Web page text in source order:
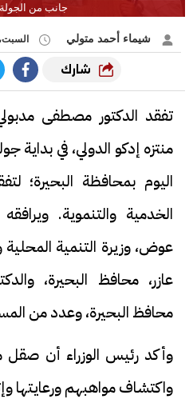
جانب من الجولة
شيماء أحمد متولي السبت، 13 يونيو 2026 01:40 م
شارك
تفقد الدكتور مصطفى
منتزه إدكو الدولي، في بداية
اليوم بمحافظة البحيرة؛
الخدمية والتنموية.
عوض، وزيرة التنمية المحلية
عازر، محافظ البحيرة،
محافظ البحيرة، وعدد من
وأكد رئيس الوزراء أن صقل
واكتشاف مواهبهم ورعايتها